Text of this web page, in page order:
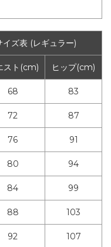
ズ表 (レギュラー)
スト(cm) ヒップ(cm)
68 83
72 87
76 91
80 94
84 99
88 103
92 107